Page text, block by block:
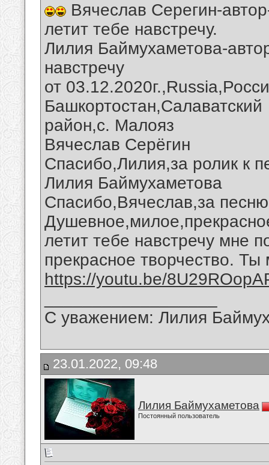
Вячеслав Серегин-
летит тебе навстречу.
Лилия Баймухаметова-
навстречу
от
Башкортостан,Салаватский
район,с. Малояз
Вячеслав Серёгин
Спасибо,Лилия,за ролик к
Лилия Баймухаметова
Спасибо,Вячеслав,за
летит тебе навстречу мне
прекрасное творчество.
https://youtu.be/
С уважением: Лилия
23.01.2022, 09:48
Лилия Баймухаметова
Постоянный пользователь